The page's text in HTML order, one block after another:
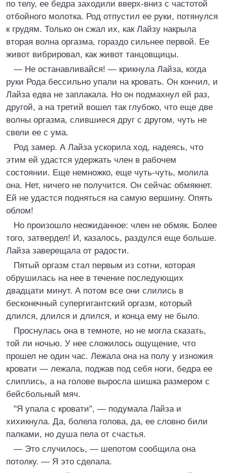
по телу, ее бедра заходили вверх-вниз с частотой
отбойного молотка. Род отпустил ее руки, потянулся
к грудям. Только он сжал их, как Лайзу накрыла
вторая волна оргазма, гораздо сильнее первой. Ее
живот вибрировал, как живот танцовщицы.
— Не останавливайся! — крикнула Лайза, когда
руки Рода бессильно упали на кровать. Он кончил, и
Лайза едва не заплакала. Но он подмахнул ей раз,
другой, а на третий вошел так глубоко, что еще две
волны оргазма, слившиеся друг с другом, чуть не
свели ее с ума.
Род замер. А Лайза ускорила ход, надеясь, что
этим ей удастся удержать член в рабочем
состоянии. Еще немножко, еще чуть-чуть, молила
она. Нет, ничего не получится. Он сейчас обмякнет.
Ей не удастся подняться на самую вершину. Опять
облом!
Но произошло неожиданное: член не обмяк. Более
того, затвердел! И, казалось, раздулся еще больше.
Лайза заверещала от радости.
Пятый оргазм стал первым из сотни, которая
обрушилась на нее в течение последующих
двадцати минут. А потом все они слились в
бесконечный супергигантский оргазм, который
длился, длился и длился, и конца ему не было.
Проснулась она в темноте, но не могла сказать,
той ли ночью. У нее сложилось ощущение, что
прошел не один час. Лежала она на полу у изножия
кровати — лежала, поджав под себя ноги, бедра ее
слиплись, а на голове выросла шишка размером с
бейсбольный мяч.
"Я упала с кровати", — подумала Лайза и
хихикнула. Да, болела голова, да, ее словно били
палками, но душа пела от счастья.
— Это случилось, — шепотом сообщила она
потолку. — Я это сделала.